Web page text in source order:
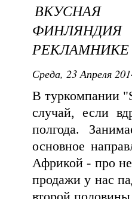
ВКУСНАЯ
РЕКЛАМНИКЕ
Среда, 23 Апреля
В туркомпании
случай, если
полгода.
основное
Африкой - про
продажи у нас